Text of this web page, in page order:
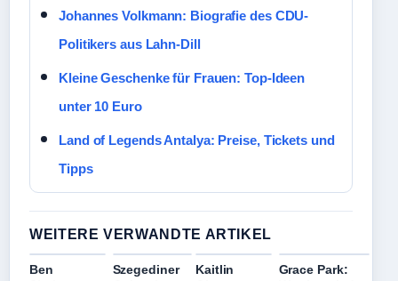
Johannes Volkmann: Biografie des CDU-
Politikers aus Lahn-Dill
Kleine Geschenke für Frauen: Top-Ideen
unter 10 Euro
Land of Legends Antalya: Preise, Tickets und
Tipps
WEITERE VERWANDTE ARTIKEL
Ben
Szegediner
Kaitlin
Grace Park: